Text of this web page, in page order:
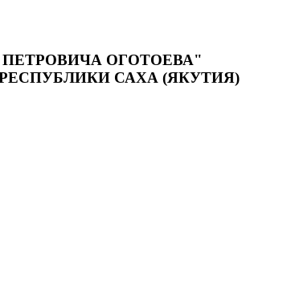
ОГОТОЕВА"
САХА (ЯКУТИЯ)